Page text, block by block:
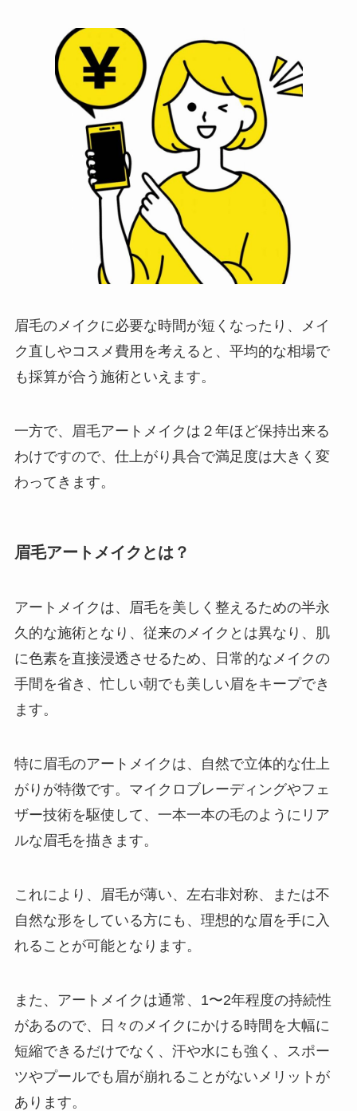
眉毛のメイクに必要な時間が短くなったり、メイ
ク直しやコスメ費用を考えると、平均的な相場で
も採算が合う施術といえます。
一方で、眉毛アートメイクは２年ほど保持出来る
わけですので、仕上がり具合で満足度は大きく変
わってきます。
眉毛アートメイクとは？
アートメイクは、眉毛を美しく整えるための半永
久的な施術となり、従来のメイクとは異なり、肌
に色素を直接浸透させるため、日常的なメイクの
手間を省き、忙しい朝でも美しい眉をキープでき
ます。
特に眉毛のアートメイクは、自然で立体的な仕上
がりが特徴です。マイクロブレーディングやフェ
ザー技術を駆使して、一本一本の毛のようにリア
ルな眉毛を描きます。
これにより、眉毛が薄い、左右非対称、または不
自然な形をしている方にも、理想的な眉を手に入
れることが可能となります。
また、アートメイクは通常、1〜2年程度の持続性
があるので、日々のメイクにかける時間を大幅に
短縮できるだけでなく、汗や水にも強く、スポー
ツやプールでも眉が崩れることがないメリットが
あります。